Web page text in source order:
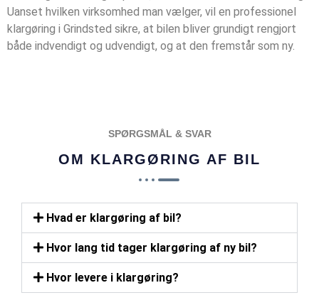
Uanset hvilken virksomhed man vælger, vil en professionel
klargøring i Grindsted sikre, at bilen bliver grundigt rengjort
både indvendigt og udvendigt, og at den fremstår som ny.
SPØRGSMÅL & SVAR
OM KLARGØRING AF BIL
Hvad er klargøring af bil?
Hvor lang tid tager klargøring af ny bil?
Hvor levere i klargøring?